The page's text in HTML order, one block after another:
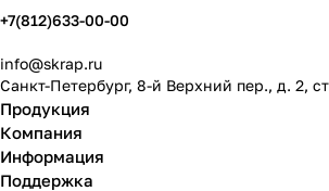
+7(812)633-00-00
info@skrap.ru
Санкт-Петербург, 8-й Верхний пер., д. 2,
Продукция
Компания
Информация
Поддержка